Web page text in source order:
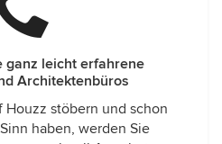
ganz leicht erfahrene
Architektenbüros
Houzz stöbern und schon
haben, werden Sie